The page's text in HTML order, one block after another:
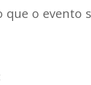
que o evento